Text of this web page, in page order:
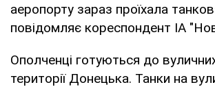
аеропорту зараз проїхала
повідомляє кореспондент ІА
Ополченці готуються до
території Донецька. Танки на